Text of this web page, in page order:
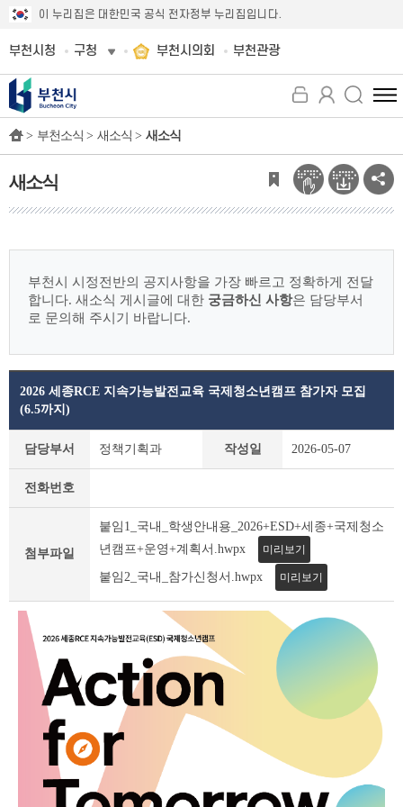
이 누리집은 대한민국 공식 전자정부 누리집입니다.
부천시청 구청 부천시의회 부천관광
전
체
뉴
보
기
> 부천소식 > 새소식 > 새소식
새소식
부천시 시정전반의 공지사항을 가장 빠르고 정확하게 전달
합니다. 새소식 게시글에 대한 궁금하신 사항은 담당부서
로 문의해 주시기 바랍니다.
세
블
2026 세종RCE 지속가능발전교육 국제청소년캠프 참가자 모집
(6.5까지)
담당부서 정책기획과 작성일 2026-05-07
전화번호
첨부파일
붙임1_국내_학생안내용_2026+ESD+세종+국제청소
년캠프+운영+계획서.hwpx
미리보기
붙임2_국내_참가신청서.hwpx 미리보기